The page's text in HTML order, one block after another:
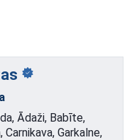
Ādaži, Babīte,
Garkalne,